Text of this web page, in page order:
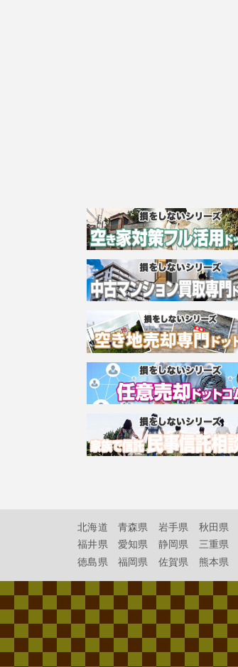
北海道 青森県 岩手県 秋田県
福井県
愛知県 静岡県 三重県
徳島県
福岡県 佐賀県 熊本県